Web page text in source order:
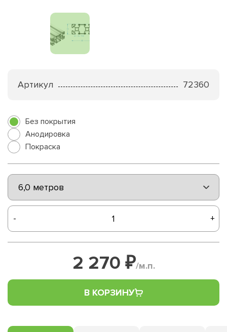
Артикул 72360
Без покрытия
Анодировка
Покраска
- +
2 270 ₽/м.п.
В КОРЗИНУ